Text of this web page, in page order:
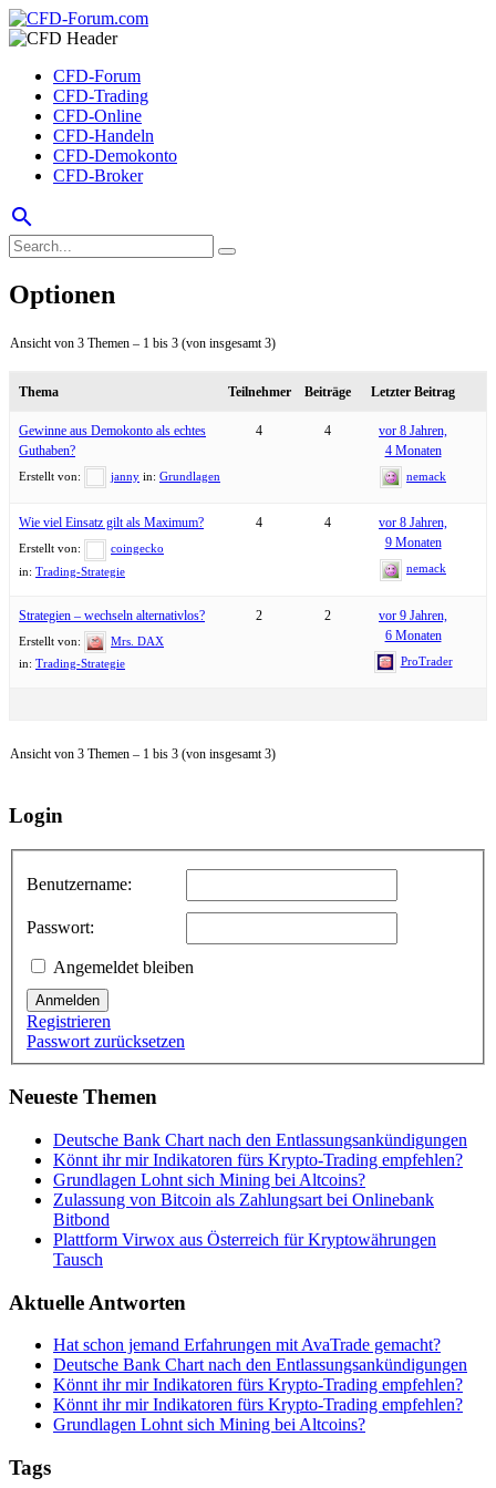
CFD-Forum
CFD-Trading
CFD-Online
CFD-Handeln
CFD-Demokonto
CFD-Broker
search
Optionen
Ansicht von 3 Themen – 1 bis 3 (von insgesamt 3)
Thema Teilnehmer Beiträge Letzter Beitrag
Gewinne aus Demokonto als echtes
Guthaben?
Erstellt von: janny in: Grundlagen
4 4
vor 8 Jahren,
4 Monaten
nemack
Wie viel Einsatz gilt als Maximum?
Erstellt von:
coingecko
in: Trading-Strategie
4 4
vor 8 Jahren,
9 Monaten
nemack
Strategien – wechseln alternativlos?
Erstellt von:
Mrs. DAX
in: Trading-Strategie
2 2
vor 9 Jahren,
6 Monaten
ProTrader
Ansicht von 3 Themen – 1 bis 3 (von insgesamt 3)
Login
Benutzername:
Passwort:
Angemeldet bleiben
Anmelden
Registrieren
Passwort zurücksetzen
Neueste Themen
Deutsche Bank Chart nach den Entlassungsankündigungen
Könnt ihr mir Indikatoren fürs Krypto-Trading empfehlen?
Grundlagen Lohnt sich Mining bei Altcoins?
Zulassung von Bitcoin als Zahlungsart bei Onlinebank
Bitbond
Plattform Virwox aus Österreich für Kryptowährungen
Tausch
Aktuelle Antworten
Hat schon jemand Erfahrungen mit AvaTrade gemacht?
Deutsche Bank Chart nach den Entlassungsankündigungen
Könnt ihr mir Indikatoren fürs Krypto-Trading empfehlen?
Könnt ihr mir Indikatoren fürs Krypto-Trading empfehlen?
Grundlagen Lohnt sich Mining bei Altcoins?
Tags